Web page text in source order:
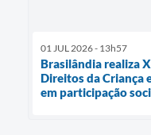
01 JUL 2026 - 13h57
Brasilândia realiza
Direitos da Criança
em participação